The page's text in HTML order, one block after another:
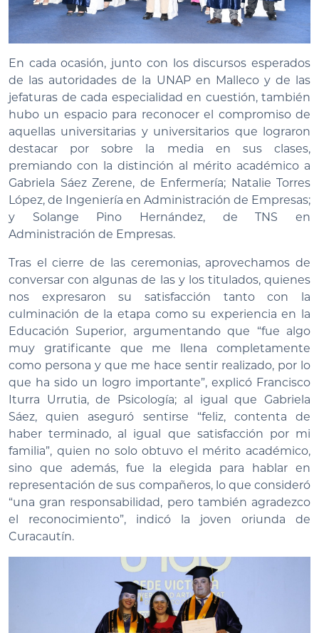
En cada ocasión, junto con los discursos esperados
de las autoridades de la UNAP en Malleco y de las
jefaturas de cada especialidad en cuestión, también
hubo un espacio para reconocer el compromiso de
aquellas universitarias y universitarios que lograron
destacar por sobre la media en sus clases,
premiando con la distinción al mérito académico a
Gabriela Sáez Zerene, de Enfermería; Natalie Torres
López, de Ingeniería en Administración de Empresas;
y Solange Pino Hernández, de TNS en
Administración de Empresas.
Tras el cierre de las ceremonias, aprovechamos de
conversar con algunas de las y los titulados, quienes
nos expresaron su satisfacción tanto con la
culminación de la etapa como su experiencia en la
Educación Superior, argumentando que “fue algo
muy gratificante que me llena completamente
como persona y que me hace sentir realizado, por lo
que ha sido un logro importante”, explicó Francisco
Iturra Urrutia, de Psicología; al igual que Gabriela
Sáez, quien aseguró sentirse “feliz, contenta de
haber terminado, al igual que satisfacción por mi
familia”, quien no solo obtuvo el mérito académico,
sino que además, fue la elegida para hablar en
representación de sus compañeros, lo que consideró
“una gran responsabilidad, pero también agradezco
el reconocimiento”, indicó la joven oriunda de
Curacautín.